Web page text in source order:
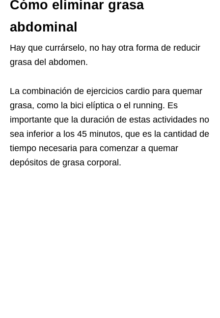
Cómo eliminar grasa
abdominal
Hay que currárselo, no hay otra forma de reducir
grasa del abdomen.
La combinación de ejercicios cardio para quemar
grasa, como la bici elíptica o el running. Es
importante que la duración de estas actividades no
sea inferior a los 45 minutos, que es la cantidad de
tiempo necesaria para comenzar a quemar
depósitos de grasa corporal.